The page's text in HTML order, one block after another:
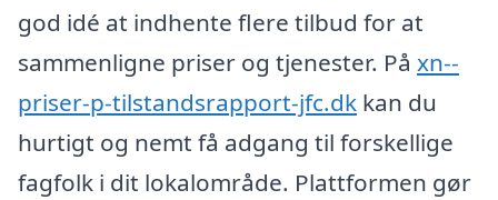
god idé at indhente flere tilbud for at
sammenligne priser og tjenester. På xn--
priser-p-tilstandsrapport-jfc.dk kan du
hurtigt og nemt få adgang til forskellige
fagfolk i dit lokalområde. Plattformen gør